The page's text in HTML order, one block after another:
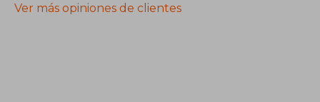
Ver más opiniones de clientes